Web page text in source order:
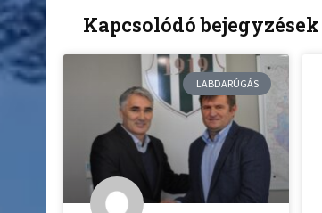
Kapcsolódó bejegyzések
LABDARÚGÁS